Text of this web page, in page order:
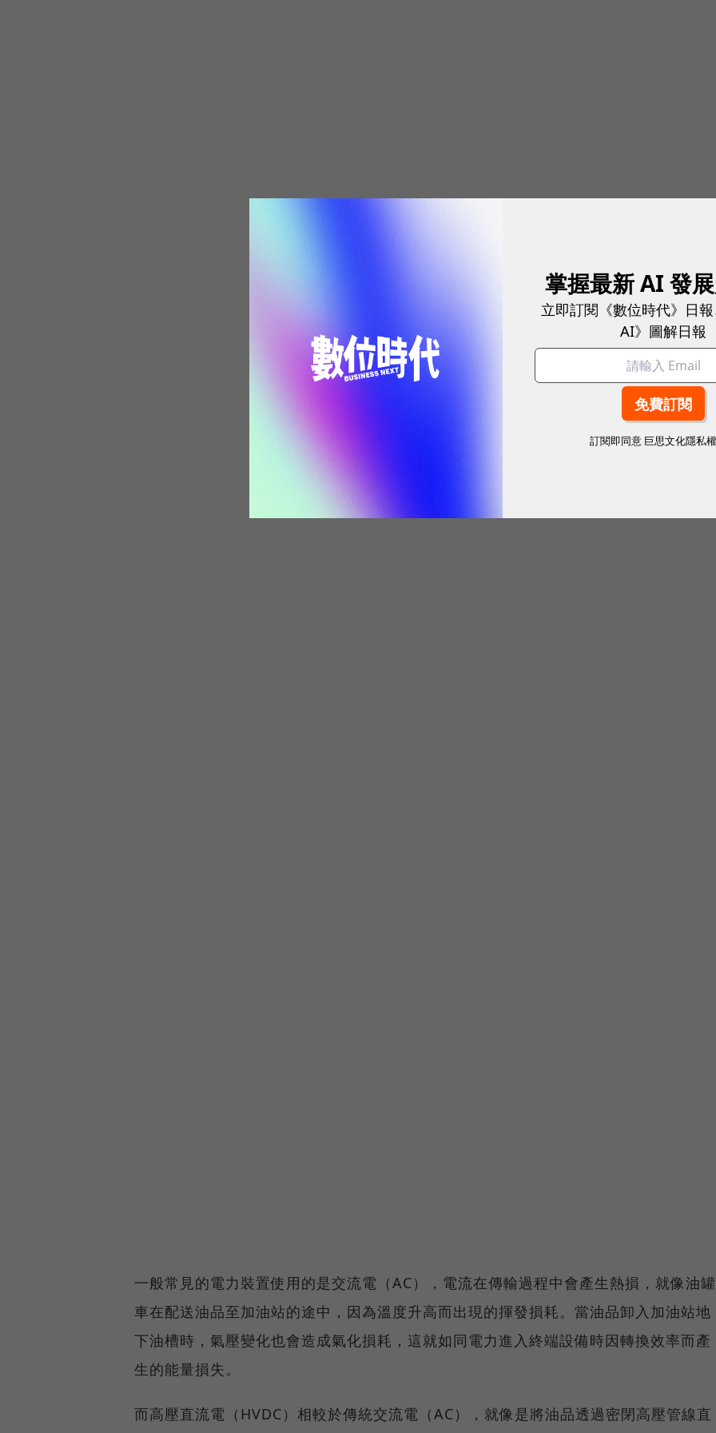
一般常見的電力裝置使用的是交流電（AC），電流在傳輸過程中會產生熱損，就像油罐
車在配送油品至加油站的途中，因為溫度升高而出現的揮發損耗。當油品卸入加油站地
下油槽時，氣壓變化也會造成氣化損耗，這就如同電力進入終端設備時因轉換效率而產
生的能量損失。
而高壓直流電（HVDC）相較於傳統交流電（AC），就像是將油品透過密閉高壓管線直
掌握最新 AI 發
立即訂閱《數位時代》日
AI》圖解日報
訂閱即同意 巨思文化隱私